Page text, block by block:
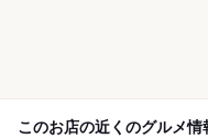
このお店の近くのグルメ情